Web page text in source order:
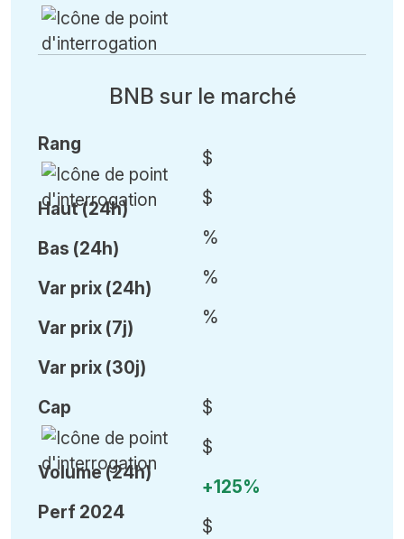
BNB sur le marché
Rang
Haut (24h)
Bas (24h)
Var prix (24h)
Var prix (7j)
Var prix (30j)
$
$
%
%
%
Cap
Volume (24h)
Perf 2024
$
$
+125%
$